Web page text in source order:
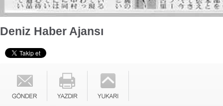
Deniz Haber Ajansı